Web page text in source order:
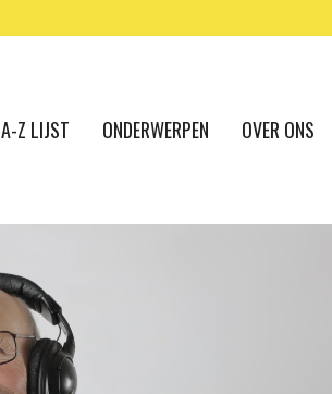
A-Z LIJST ONDERWERPEN OVER ONS